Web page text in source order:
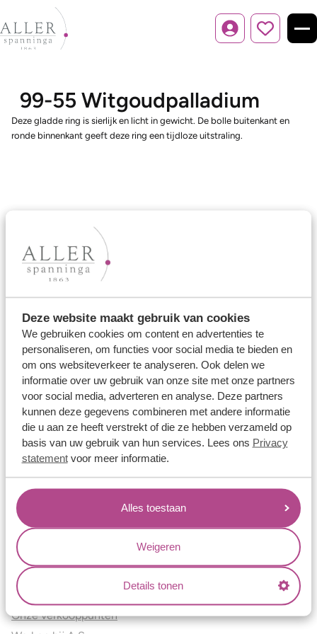
Deze website maakt gebruik van cookies
We gebruiken cookies om content en advertenties te
personaliseren, om functies voor social media te bieden en
om ons websiteverkeer te analyseren. Ook delen we
informatie over uw gebruik van onze site met onze partners
voor social media, adverteren en analyse. Deze partners
kunnen deze gegevens combineren met andere informatie
die u aan ze heeft verstrekt of die ze hebben verzameld op
basis van uw gebruik van hun services. Lees ons Privacy
statementvoor meer informatie.
Alles toestaan
Weigeren
Details tonen
Inloggen
99-55 Witgoudpalladium
Deze gladde ring is sierlijk en licht in gewicht. De bolle buitenkant en
ronde binnenkant geeft deze ring een tijdloze uitstraling.
Ons aanbod
Trouwringen
Memoireringen
Verlovingsringen
Vriendschapsringen
Over ons
Aller Spanninga
Historie
Certificaten
Blogs
Jouw voordelen
Conflictvrije Materialen
Oneindig veel mogelijkheden
Kwaliteit
Juweliers & Contact
Onze verkooppunten